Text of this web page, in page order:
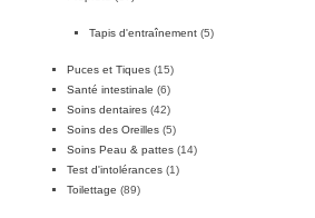
Tapis d'entraînement (5)
Puces et Tiques (15)
Santé intestinale (6)
Soins dentaires (42)
Soins des Oreilles (5)
Soins Peau & pattes (14)
Test d'intolérances (1)
Toilettage (89)